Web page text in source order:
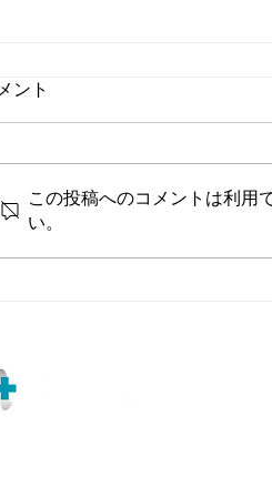
★初めてご来院される方へ★
ント
この投稿へのコメントは利用
い。